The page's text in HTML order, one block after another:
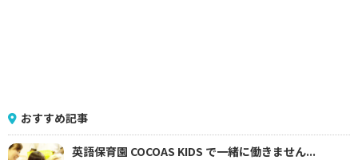
おすすめ記事
英語保育園 COCOAS KIDS で一緒に働きません...